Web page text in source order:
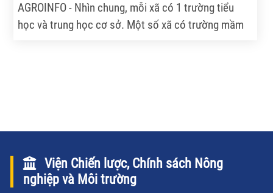
AGROINFO - Nhìn chung, mỗi xã có 1 trường tiểu
học và trung học cơ sở. Một số xã có trường mầm
Viện Chiến lược, Chính sách Nông
nghiệp và Môi trường